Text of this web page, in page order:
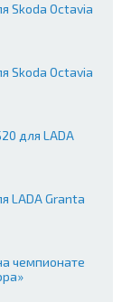
Skoda Octavia
Skoda Octavia
для LADA
LADA Granta
чемпионате